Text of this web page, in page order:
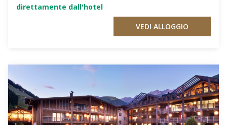
direttamente dall'hotel
VEDI ALLOGGIO